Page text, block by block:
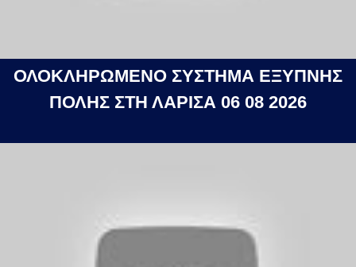
ΟΛΟΚΛΗΡΩΜΕΝΟ ΣΥΣΤΗΜΑ ΕΞΥΠΝΗΣ
ΠΟΛΗΣ ΣΤΗ ΛΑΡΙΣΑ 06 08 2026